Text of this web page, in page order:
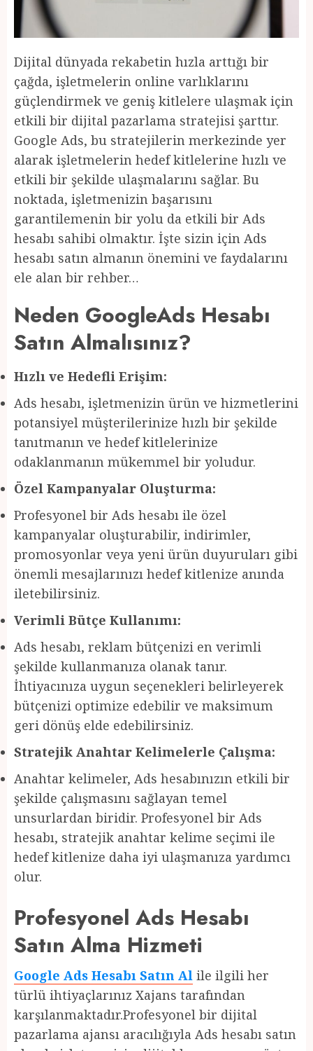
Dijital dünyada rekabetin hızla arttığı bir
çağda, işletmelerin online varlıklarını
güçlendirmek ve geniş kitlelere ulaşmak için
etkili bir dijital pazarlama stratejisi şarttır.
Google Ads, bu stratejilerin merkezinde yer
alarak işletmelerin hedef kitlelerine hızlı ve
etkili bir şekilde ulaşmalarını sağlar. Bu
noktada, işletmenizin başarısını
garantilemenin bir yolu da etkili bir Ads
hesabı sahibi olmaktır. İşte sizin için Ads
hesabı satın almanın önemini ve faydalarını
ele alan bir rehber…
Neden GoogleAds Hesabı
Satın Almalısınız?
Hızlı ve Hedefli Erişim:
Ads hesabı, işletmenizin ürün ve hizmetlerini
potansiyel müşterilerinize hızlı bir şekilde
tanıtmanın ve hedef kitlelerinize
odaklanmanın mükemmel bir yoludur.
Özel Kampanyalar Oluşturma:
Profesyonel bir Ads hesabı ile özel
kampanyalar oluşturabilir, indirimler,
promosyonlar veya yeni ürün duyuruları gibi
önemli mesajlarınızı hedef kitlenize anında
iletebilirsiniz.
Verimli Bütçe Kullanımı:
Ads hesabı, reklam bütçenizi en verimli
şekilde kullanmanıza olanak tanır.
İhtiyacınıza uygun seçenekleri belirleyerek
bütçenizi optimize edebilir ve maksimum
geri dönüş elde edebilirsiniz.
Stratejik Anahtar Kelimelerle Çalışma:
Anahtar kelimeler, Ads hesabınızın etkili bir
şekilde çalışmasını sağlayan temel
unsurlardan biridir. Profesyonel bir Ads
hesabı, stratejik anahtar kelime seçimi ile
hedef kitlenize daha iyi ulaşmanıza yardımcı
olur.
Profesyonel Ads Hesabı
Satın Alma Hizmeti
Google Ads Hesabı Satın Al ile ilgili her
türlü ihtiyaçlarınız Xajans tarafından
karşılanmaktadır.Profesyonel bir dijital
pazarlama ajansı aracılığıyla Ads hesabı satın